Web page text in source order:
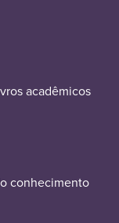
acadêmicos
conhecimento